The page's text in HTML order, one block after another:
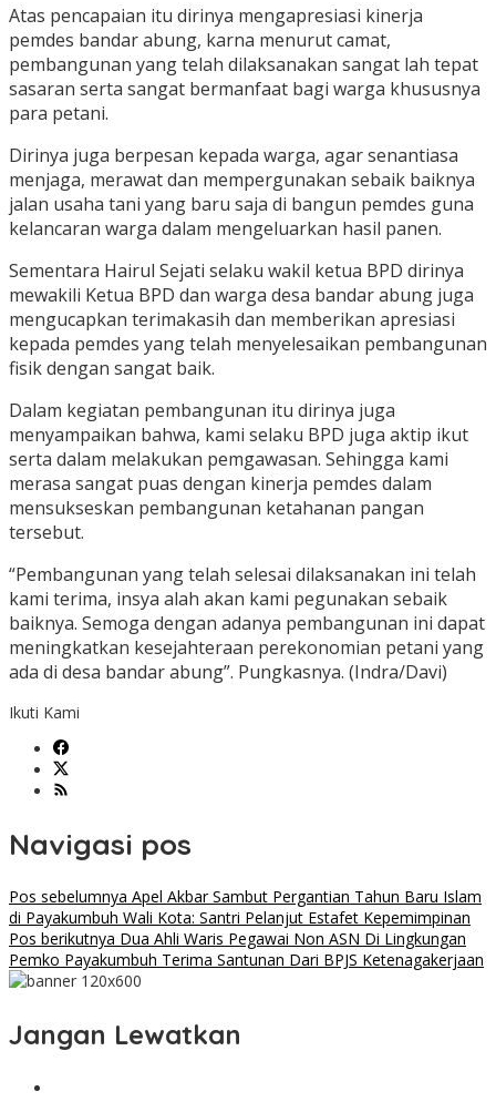
Atas pencapaian itu dirinya mengapresiasi kinerja
pemdes bandar abung, karna menurut camat,
pembangunan yang telah dilaksanakan sangat lah tepat
sasaran serta sangat bermanfaat bagi warga khususnya
para petani.
Dirinya juga berpesan kepada warga, agar senantiasa
menjaga, merawat dan mempergunakan sebaik baiknya
jalan usaha tani yang baru saja di bangun pemdes guna
kelancaran warga dalam mengeluarkan hasil panen.
Sementara Hairul Sejati selaku wakil ketua BPD dirinya
mewakili Ketua BPD dan warga desa bandar abung juga
mengucapkan terimakasih dan memberikan apresiasi
kepada pemdes yang telah menyelesaikan pembangunan
fisik dengan sangat baik.
Dalam kegiatan pembangunan itu dirinya juga
menyampaikan bahwa, kami selaku BPD juga aktip ikut
serta dalam melakukan pemgawasan. Sehingga kami
merasa sangat puas dengan kinerja pemdes dalam
mensukseskan pembangunan ketahanan pangan
tersebut.
“Pembangunan yang telah selesai dilaksanakan ini telah
kami terima, insya alah akan kami pegunakan sebaik
baiknya. Semoga dengan adanya pembangunan ini dapat
meningkatkan kesejahteraan perekonomian petani yang
ada di desa bandar abung”. Pungkasnya. (Indra/Davi)
Ikuti Kami
Navigasi pos
Pos sebelumnya Apel Akbar Sambut Pergantian Tahun Baru Islam
di Payakumbuh Wali Kota: Santri Pelanjut Estafet Kepemimpinan
Pos berikutnya Dua Ahli Waris Pegawai Non ASN Di Lingkungan
Pemko Payakumbuh Terima Santunan Dari BPJS Ketenagakerjaan
Jangan Lewatkan